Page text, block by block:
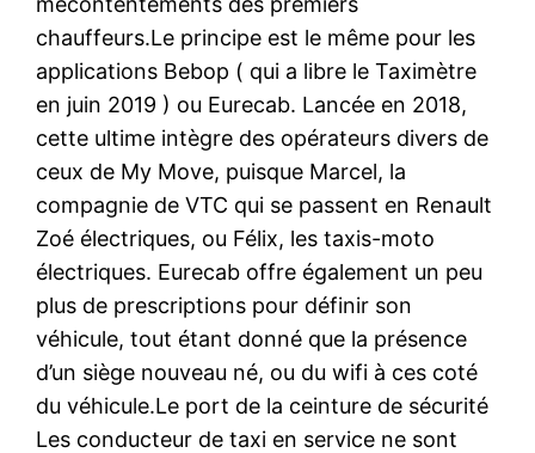
chauffeurs.Le principe est le même pour les
applications Bebop ( qui a libre le Taximètre
en juin 2019 ) ou Eurecab. Lancée en 2018,
cette ultime intègre des opérateurs divers de
ceux de My Move, puisque Marcel, la
compagnie de VTC qui se passent en Renault
Zoé électriques, ou Félix, les taxis-moto
électriques. Eurecab offre également un peu
plus de prescriptions pour définir son
véhicule, tout étant donné que la présence
d’un siège nouveau né, ou du wifi à ces coté
du véhicule.Le port de la ceinture de sécurité
Les conducteur de taxi en service ne sont